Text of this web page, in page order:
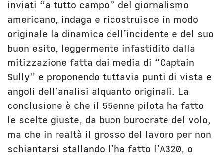
inviati “a tutto campo” del giornalismo
americano, indaga e ricostruisce in modo
originale la dinamica dell’incidente e del suo
buon esito, leggermente infastidito dalla
mitizzazione fatta dai media di “Captain
Sully” e proponendo tuttavia punti di vista e
angoli dell’analisi alquanto originali. La
conclusione è che il 55enne pilota ha fatto
le scelte giuste, da buon burocrate del volo,
ma che in realtà il grosso del lavoro per non
schiantarsi stallando l’ha fatto l’A320, o